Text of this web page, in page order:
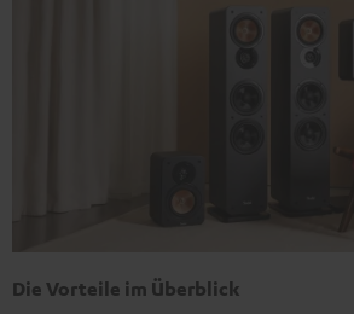
Die Vorteile im Überblick